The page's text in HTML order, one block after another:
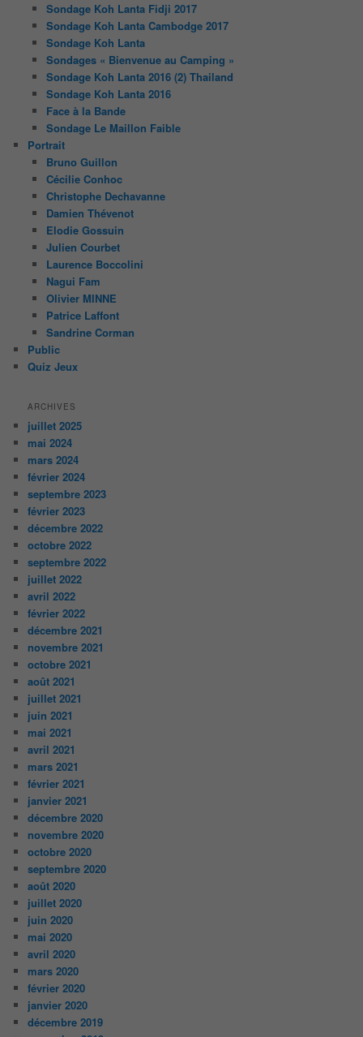
Sondage Koh Lanta Fidji 2017
Sondage Koh Lanta Cambodge 2017
Sondage Koh Lanta
Sondages « Bienvenue au Camping »
Sondage Koh Lanta 2016 (2) Thailand
Sondage Koh Lanta 2016
Face à la Bande
Sondage Le Maillon Faible
Portrait
Bruno Guillon
Cécilie Conhoc
Christophe Dechavanne
Damien Thévenot
Elodie Gossuin
Julien Courbet
Laurence Boccolini
Nagui Fam
Olivier MINNE
Patrice Laffont
Sandrine Corman
Public
Quiz Jeux
ARCHIVES
juillet 2025
mai 2024
mars 2024
février 2024
septembre 2023
février 2023
décembre 2022
octobre 2022
septembre 2022
juillet 2022
avril 2022
février 2022
décembre 2021
novembre 2021
octobre 2021
août 2021
juillet 2021
juin 2021
mai 2021
avril 2021
mars 2021
février 2021
janvier 2021
décembre 2020
novembre 2020
octobre 2020
septembre 2020
août 2020
juillet 2020
juin 2020
mai 2020
avril 2020
mars 2020
février 2020
janvier 2020
décembre 2019